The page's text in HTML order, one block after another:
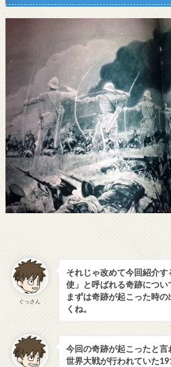
ぐっさん
それじゃ改めて今回紹介
使」と呼ばれる奇跡につい
まずは奇跡が起こった時
くね。
今回の奇跡が起こったと
世界大戦が行われていた